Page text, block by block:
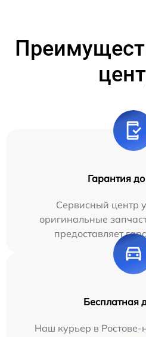
Гарантия
Сервисный центр
оригинальные
предоставляет
Бесплатная
Наш курьер в